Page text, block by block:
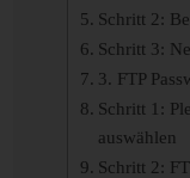
Schritt 2:
Schritt 3:
3. FTP
Schritt 1:
auswählen
Schritt 2: